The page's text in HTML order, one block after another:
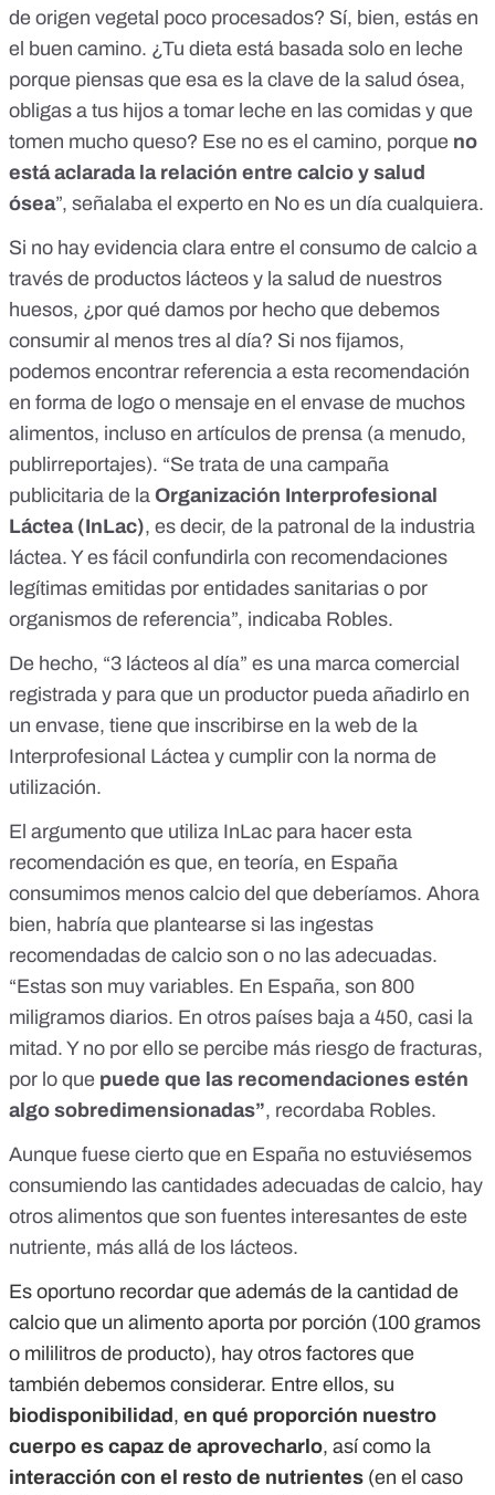
de origen vegetal poco procesados? Sí, bien, estás en
el buen camino. ¿Tu dieta está basada solo en leche
porque piensas que esa es la clave de la salud ósea,
obligas a tus hijos a tomar leche en las comidas y que
tomen mucho queso? Ese no es el camino, porque no
está aclarada la relación entre calcio y salud
ósea”, señalaba el experto en No es un día cualquiera.
Si no hay evidencia clara entre el consumo de calcio a
través de productos lácteos y la salud de nuestros
huesos, ¿por qué damos por hecho que debemos
consumir al menos tres al día? Si nos fijamos,
podemos encontrar referencia a esta recomendación
en forma de logo o mensaje en el envase de muchos
alimentos, incluso en artículos de prensa (a menudo,
publirreportajes). “Se trata de una campaña
publicitaria de la Organización Interprofesional
Láctea (InLac), es decir, de la patronal de la industria
láctea. Y es fácil confundirla con recomendaciones
legítimas emitidas por entidades sanitarias o por
organismos de referencia”, indicaba Robles.
De hecho, “3 lácteos al día” es una marca comercial
registrada y para que un productor pueda añadirlo en
un envase, tiene que inscribirse en la web de la
Interprofesional Láctea y cumplir con la norma de
utilización.
El argumento que utiliza InLac para hacer esta
recomendación es que, en teoría, en España
consumimos menos calcio del que deberíamos. Ahora
bien, habría que plantearse si las ingestas
recomendadas de calcio son o no las adecuadas.
“Estas son muy variables. En España, son 800
miligramos diarios. En otros países baja a 450, casi la
mitad. Y no por ello se percibe más riesgo de fracturas,
por lo que puede que las recomendaciones estén
algo sobredimensionadas”, recordaba Robles.
Aunque fuese cierto que en España no estuviésemos
consumiendo las cantidades adecuadas de calcio, hay
otros alimentos que son fuentes interesantes de este
nutriente, más allá de los lácteos.
Es oportuno recordar que además de la cantidad de
calcio que un alimento aporta por porción (100 gramos
o mililitros de producto), hay otros factores que
también debemos considerar. Entre ellos, su
biodisponibilidad , en qué proporción nuestro
cuerpo es capaz de aprovecharlo, así como la
interacción con el resto de nutrientes (en el caso